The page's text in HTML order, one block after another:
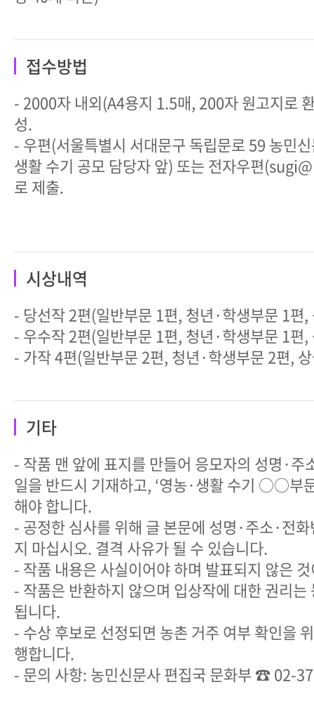
접수방법
- 2000자 내외(A4용지 1.5매, 200자 원고지로
성.
- 우편(서울특별시 서대문구 독립문로 59 농민
생활 수기 공모 담당자 앞) 또는 전자우편
로 제출.
시상내역
- 당선작 2편(일반부문 1편, 청년·학생부문 1
- 우수작 2편(일반부문 1편, 청년·학생부문 1편
- 가작 4편(일반부문 2편, 청년·학생부문 2편,
기타
- 작품 맨 앞에 표지를 만들어 응모자의 성명·주
일을 반드시 기재하고, ‘영농·생활 수기 ○○부
해야 합니다.
- 공정한 심사를 위해 글 본문에 성명·주소·전
지 마십시오. 결격 사유가 될 수 있습니다.
- 작품 내용은 사실이어야 하며 발표되지 않은
- 작품은 반환하지 않으며 입상작에 대한 권리는
됩니다.
- 수상 후보로 선정되면 농촌 거주 여부 확인을
행합니다.
- 문의 사항: 농민신문사 편집국 문화부 ☎ 02-